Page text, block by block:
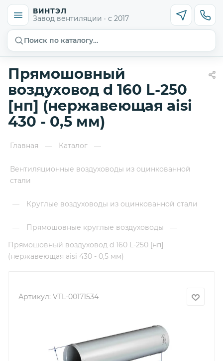
ВИНТЭЛ
Завод вентиляции · с 2017
Поиск по каталогу…
Прямошовный
воздуховод d 160 L-250
[нп] (нержавеющая aisi
430 - 0,5 мм)
Главная — Каталог —
Вентиляционные воздуховоды из оцинкованной
стали
— Круглые воздуховоды из оцинкованной стали
— Прямошовные круглые воздуховоды
—
Прямошовный воздуховод d 160 L-250 [нп]
(нержавеющая aisi 430 - 0,5 мм)
Артикул: VTL-00171534